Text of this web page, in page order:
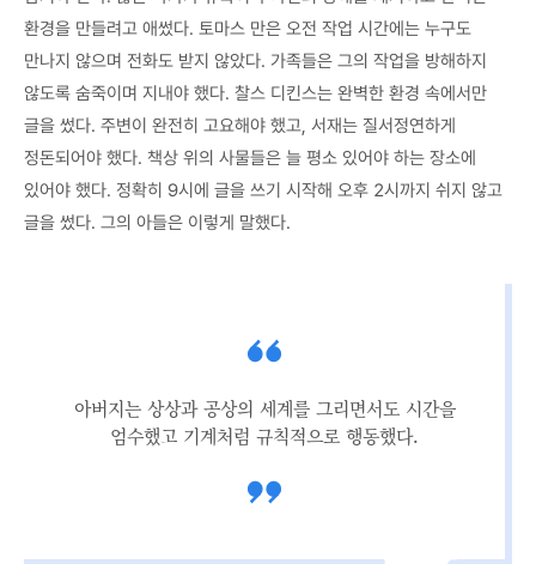
환경을 만들려고 애썼다. 토마스 만은 오전 작업 시간에는 누구도
만나지 않으며 전화도 받지 않았다. 가족들은 그의 작업을 방해하지
않도록 숨죽이며 지내야 했다. 찰스 디킨스는 완벽한 환경 속에서만
글을 썼다. 주변이 완전히 고요해야 했고, 서재는 질서정연하게
정돈되어야 했다. 책상 위의 사물들은 늘 평소 있어야 하는 장소에
있어야 했다. 정확히 9시에 글을 쓰기 시작해 오후 2시까지 쉬지 않고
글을 썼다. 그의 아들은 이렇게 말했다.
아버지는 상상과 공상의 세계를 그리면서도 시간을
엄수했고 기계처럼 규칙적으로 행동했다.